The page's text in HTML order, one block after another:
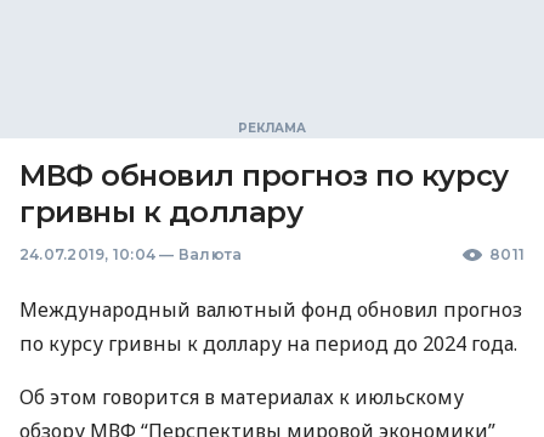
МВФ обновил прогноз по курсу
гривны к доллару
24.07.2019, 10:04 — Валюта 8011
Международный валютный фонд обновил прогноз
по курсу гривны к доллару на период до 2024 года.
Об этом говорится в материалах к июльскому
обзору МВФ“Перспективы мировой экономики”